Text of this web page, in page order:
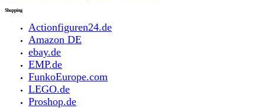
Shopping
Actionfiguren24.de
Amazon DE
ebay.de
EMP.de
FunkoEurope.com
LEGO.de
Proshop.de